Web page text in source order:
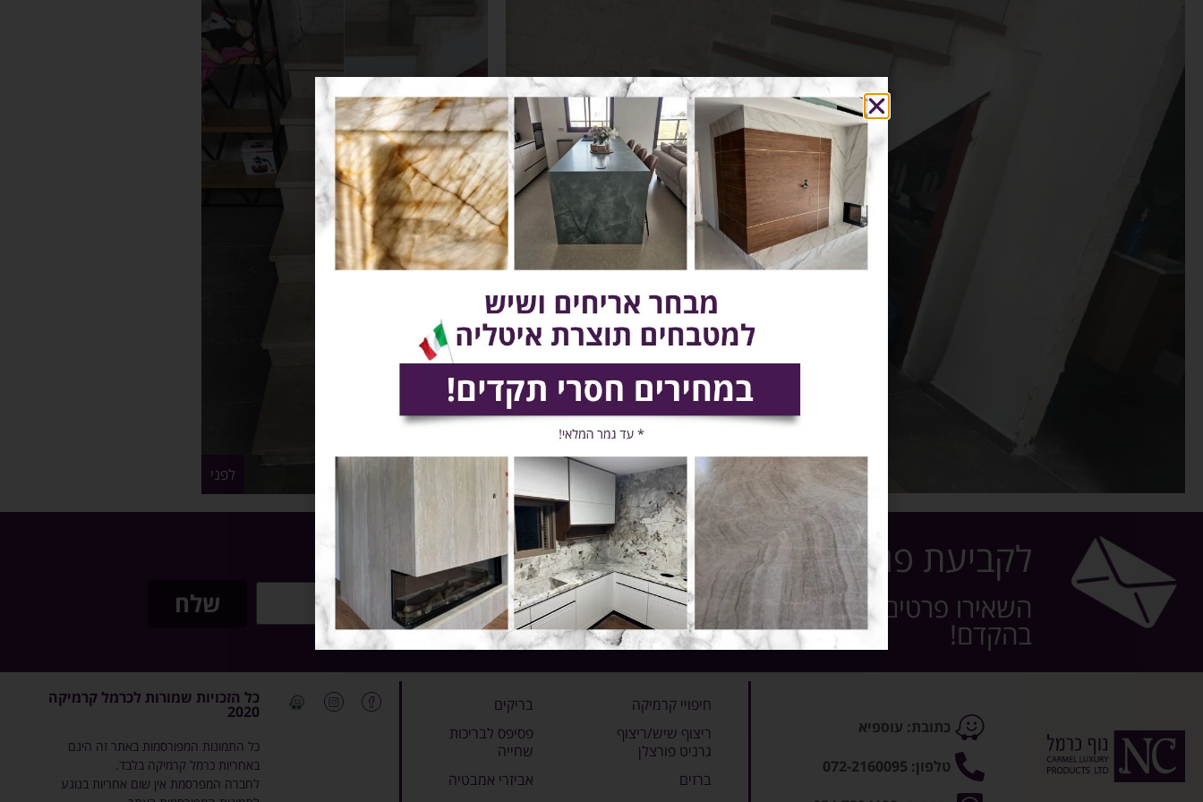
לפני
לקביעת פגישה
השאירו פרטים ונחזור אליכם
בהקדם!
שלח
כתובת: עוספיא
טלפון: 072-2160095
חיפויי קרמיקה
ריצוף שיש/ריצוף
גרניט פורצלן
ברזים
בריקים
פסיפס לבריכות
שחייה
אביזרי אמבטיה
כל הזכויות שמורות לכרמל קרמיקה
2020
כל התמונות המפורסמות באתר זה הינם
באחריות כרמל קרמיקה בלבד.
לחברה המפרסמת אין שום אחריות בנוגע